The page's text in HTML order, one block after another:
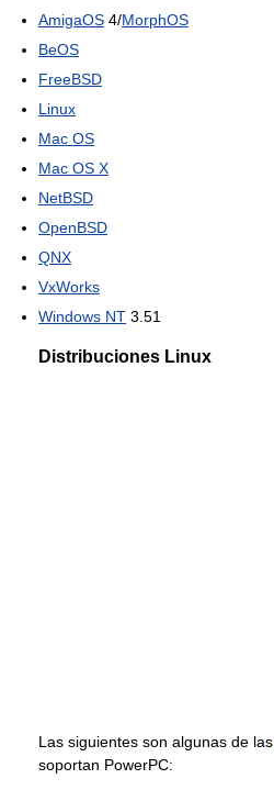
AmigaOS 4/MorphOS
BeOS
FreeBSD
Linux
Mac OS
Mac OS X
NetBSD
OpenBSD
QNX
VxWorks
Windows NT 3.51
Distribuciones Linux
Las siguientes son algunas de las
soportan PowerPC: